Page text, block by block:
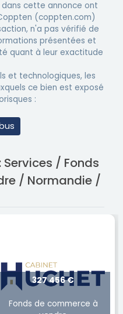
cette annonce ont
(coppten.com)
n'a pas vérifié de
présentées et
quant à leur exactitude
et technologiques, les
ce bien est exposé
:
/ Fonds
/ Normandie /
327 456 €
Fonds de commerce à